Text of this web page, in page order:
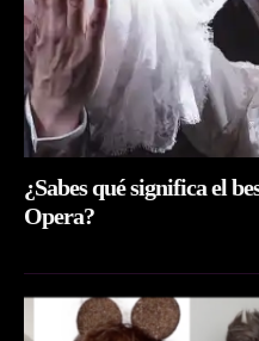
¿Sabes qué significa el
Opera?